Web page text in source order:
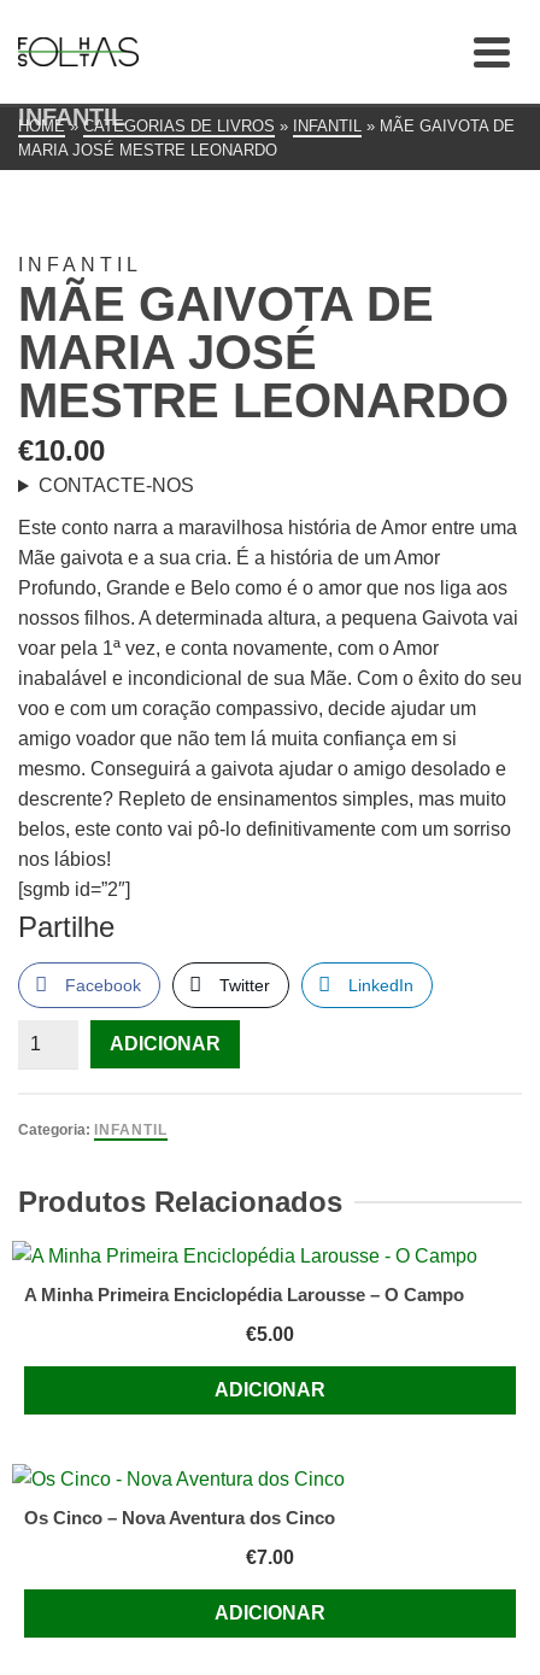
INFANTIL
HOME » CATEGORIAS DE LIVROS » INFANTIL » MÃE GAIVOTA DE
MARIA JOSÉ MESTRE LEONARDO
INFANTIL
MÃE GAIVOTA DE
MARIA JOSÉ
MESTRE LEONARDO
€10.00
CONTACTE-NOS
Este conto narra a maravilhosa história de Amor entre uma
Mãe gaivota e a sua cria. É a história de um Amor
Profundo, Grande e Belo como é o amor que nos liga aos
nossos filhos. A determinada altura, a pequena Gaivota vai
voar pela 1ª vez, e conta novamente, com o Amor
inabalável e incondicional de sua Mãe. Com o êxito do seu
voo e com um coração compassivo, decide ajudar um
amigo voador que não tem lá muita confiança em si
mesmo. Conseguirá a gaivota ajudar o amigo desolado e
descrente? Repleto de ensinamentos simples, mas muito
belos, este conto vai pô-lo definitivamente com um sorriso
nos lábios!
[sgmb id=”2″]
Partilhe
Facebook Twitter LinkedIn
Quantidade
Gaivota
José
Mestre
ADICIONAR
Categoria: INFANTIL
Produtos Relacionados
A Minha Primeira Enciclopédia Larousse – O Campo
€5.00
ADICIONAR
Os Cinco – Nova Aventura dos Cinco
€7.00
ADICIONAR